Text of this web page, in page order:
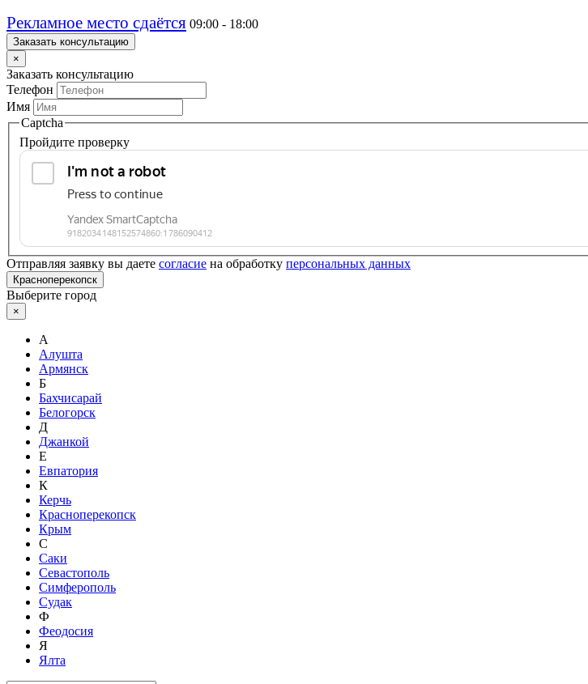
Рекламное место сдаётся 09:00 - 18:00
Заказать консультацию
×
Заказать консультацию
Телефон
Имя
Captcha
Пройдите проверку
Отправляя заявку вы даете согласие на обработку персональных данных
Красноперекопск
Выберите город
×
А
Алушта
Армянск
Б
Бахчисарай
Белогорск
Д
Джанкой
Е
Евпатория
К
Керчь
Красноперекопск
Крым
С
Саки
Севастополь
Симферополь
Судак
Ф
Феодосия
Я
Ялта